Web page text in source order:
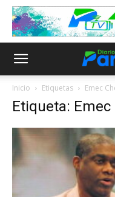
Inicio Etiquetas Emec
Etiqueta: